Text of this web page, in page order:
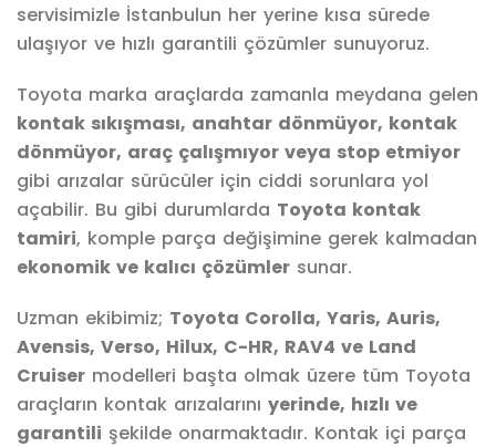
servisimizle İstanbulun her yerine kısa sürede
ulaşıyor ve hızlı garantili çözümler sunuyoruz.
Toyota marka araçlarda zamanla meydana gelen
kontak sıkışması, anahtar dönmüyor, kontak
dönmüyor, araç çalışmıyor veya stop etmiyor
gibi arızalar sürücüler için ciddi sorunlara yol
açabilir. Bu gibi durumlarda Toyota kontak
tamiri, komple parça değişimine gerek kalmadan
ekonomik ve kalıcı çözümler sunar.
Uzman ekibimiz; Toyota Corolla, Yaris, Auris,
Avensis, Verso, Hilux, C-HR, RAV4 ve Land
Cruiser modelleri başta olmak üzere tüm Toyota
araçların kontak arızalarını yerinde, hızlı ve
garantili şekilde onarmaktadır. Kontak içi parça